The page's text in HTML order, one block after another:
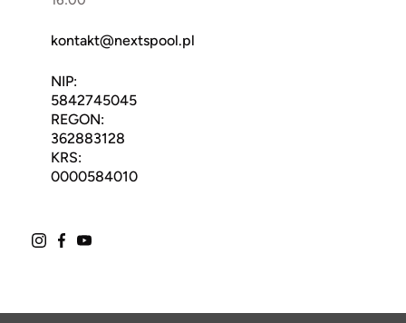
kontakt@nextspool.pl
NIP:
5842745045
REGON:
362883128
KRS:
0000584010